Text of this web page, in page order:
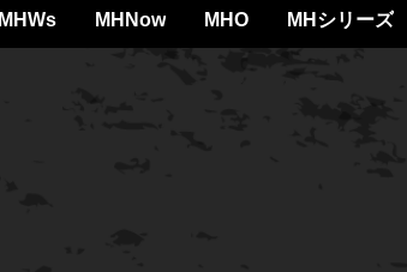
MHWs MHNow MHO MHシリーズ